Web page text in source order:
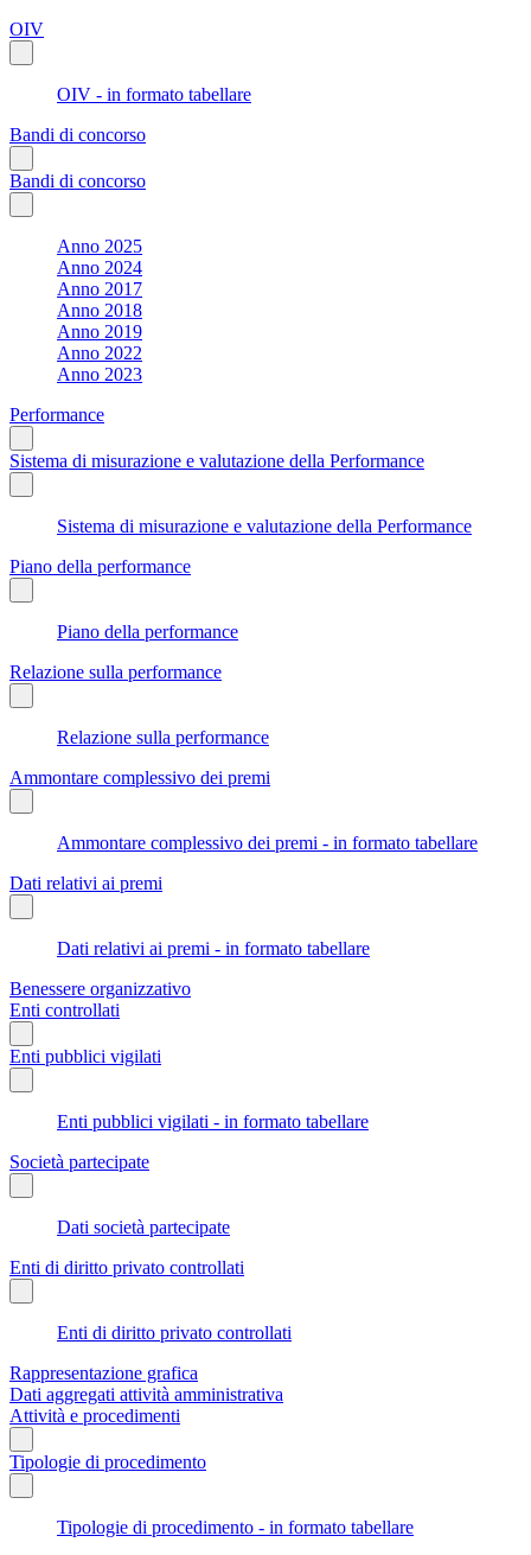
OIV
OIV - in formato tabellare
Bandi di concorso
Bandi di concorso
Anno 2025
Anno 2024
Anno 2017
Anno 2018
Anno 2019
Anno 2022
Anno 2023
Performance
Sistema di misurazione e valutazione della Performance
Sistema di misurazione e valutazione della Performance
Piano della performance
Piano della performance
Relazione sulla performance
Relazione sulla performance
Ammontare complessivo dei premi
Ammontare complessivo dei premi - in formato tabellare
Dati relativi ai premi
Dati relativi ai premi - in formato tabellare
Benessere organizzativo
Enti controllati
Enti pubblici vigilati
Enti pubblici vigilati - in formato tabellare
Società partecipate
Dati società partecipate
Enti di diritto privato controllati
Enti di diritto privato controllati
Rappresentazione grafica
Dati aggregati attività amministrativa
Attività e procedimenti
Tipologie di procedimento
Tipologie di procedimento - in formato tabellare